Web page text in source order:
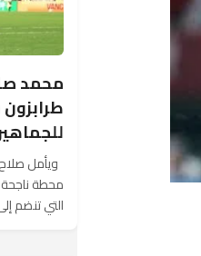
محمد
ويأمل
محطة ناجحة
التي تنضم